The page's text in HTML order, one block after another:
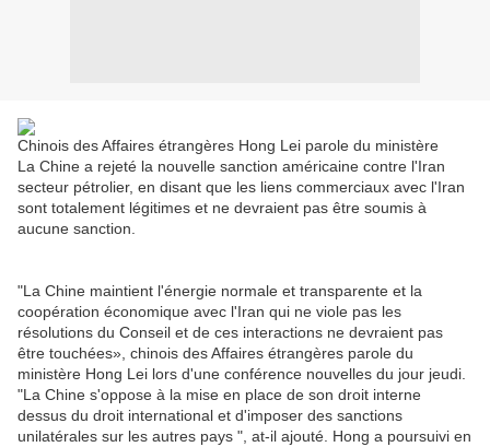
Chinois des Affaires étrangères Hong Lei parole du ministère
La Chine a rejeté la nouvelle sanction américaine contre l'Iran
secteur pétrolier, en disant que les liens commerciaux avec l'Iran
sont totalement légitimes et ne devraient pas être soumis à
aucune sanction.
"La Chine maintient l'énergie normale et transparente et la
coopération économique avec l'Iran qui ne viole pas les
résolutions du Conseil et de ces interactions ne devraient pas
être touchées», chinois des Affaires étrangères parole du
ministère Hong Lei lors d'une conférence nouvelles du jour jeudi.
"La Chine s'oppose à la mise en place de son droit interne
dessus du droit international et d'imposer des sanctions
unilatérales sur les autres pays ", at-il ajouté. Hong a poursuivi en